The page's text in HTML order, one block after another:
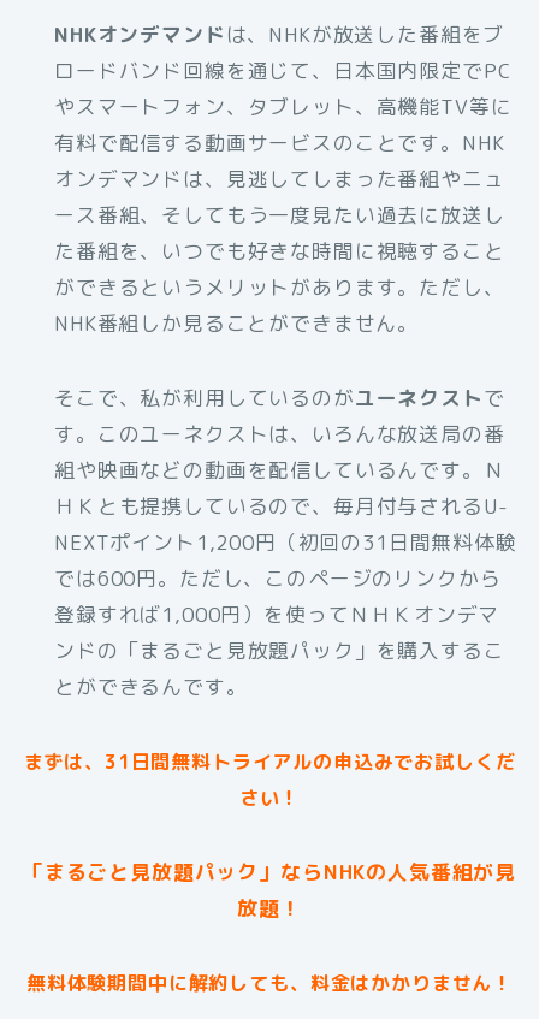
NHKオンデマンド は、NHKが放送した番組をブ
ロードバンド回線を通じて、日本国内限定でPC
やスマートフォン、タブレット、高機能TV等に
有料で配信する動画サービスのことです。NHK
オンデマンドは、見逃してしまった番組やニュ
ース番組、そしてもう一度見たい過去に放送し
た番組を、いつでも好きな時間に視聴すること
ができるというメリットがあります。ただし、
NHK番組しか見ることができません。
そこで、私が利用しているのがユーネクストで
す。このユーネクストは、いろんな放送局の番
組や映画などの動画を配信しているんです。Ｎ
ＨＫとも提携しているので、毎月付与されるU-
NEXTポイント1,200円（初回の31日間無料体験
では600円。ただし、このページのリンクから
登録すれば1,000円）を使ってＮＨＫオンデマ
ンドの「まるごと見放題パック」を購入するこ
とができるんです。
まずは、31日間無料トライアルの申込みでお試しくだ
さい！
「まるごと見放題パック」ならNHKの人気番組が見
放題！
無料体験期間中に解約しても、料金はかかりません！